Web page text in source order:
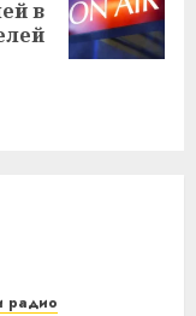
в
радио